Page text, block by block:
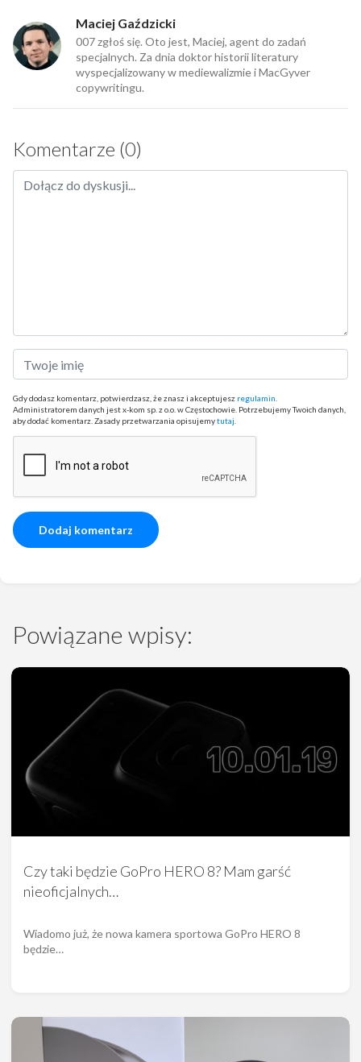
Maciej Gaździcki
007 zgłoś się. Oto jest, Maciej, agent do zadań
specjalnych. Za dnia doktor historii literatury
wyspecjalizowany w mediewalizmie i MacGyver
copywritingu.
Komentarze (0)
Gdy dodasz komentarz, potwierdzasz, że znasz i akceptujesz regulamin
Administratorem danych jest x-kom sp. z o.o. w Częstochowie. Potrzebujemy Twoich danych,
aby dodać komentarz. Zasady przetwarzania opisujemytutaj
Powiązane wpisy:
Czy taki będzie GoPro HERO 8? Mam garść
nieoficjalnych…
Wiadomo już, że nowa kamera sportowa GoPro HERO 8
będzie…